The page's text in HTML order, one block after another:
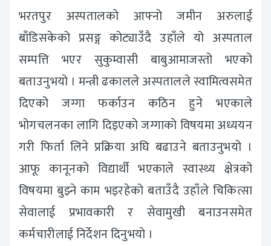
भरतपुर अस्पतालको आफ्नो जमीन अरुलाई
बाँडिसकेको प्रसङ्ग कोट्याउँदै उहाँले यो अस्पताल
सम्पत्ति भएर सुकुम्वासी बाबुआमाजस्तो भएको
बताउनुभयो । मन्त्री ढकालले अस्पतालले स्वामित्वसमेत
दिएको जग्गा फर्काउन कठिन हुने भएकाले
भोगचलनका लागि दिइएको जग्गाको विषयमा अध्ययन
गरी फिर्ता लिने प्रक्रिया अघि बढाउने बताउनुभयो ।
आफू कानूनको विद्यार्थी भएकाले स्वास्थ्य क्षेत्रको
विषयमा बुझ्ने काम भइरहेको बताउँदै उहाँले चिकित्सा
सेवालाई प्रभावकारी र सेवामुखी बनाउनसमेत
कर्मचारीलाई निर्देशन दिनुभयो ।